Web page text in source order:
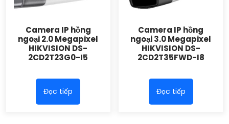
Camera IP hồng
ngoại 2.0 Megapixel
HIKVISION DS-
2CD2T23G0-I5
Đọc tiếp
Camera IP hồng
ngoại 3.0 Megapixel
HIKVISION DS-
2CD2T35FWD-I8
Đọc tiếp